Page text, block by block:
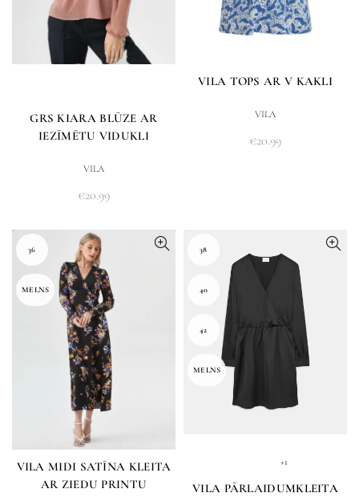
GRS KIARA BLŪZE AR
IEZĪMĒTU VIDUKLI
VILA
€20.99
VILA TOPS AR V KAKLI
VILA
€20.99
36
MELNS
VILA MIDI SATĪNA KLEITA
AR ZIEDU PRINTU
38
40
42
MELNS
+1
VILA PĀRLAIDUMKLEITA